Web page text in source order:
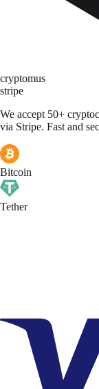
cryptomus
stripe
We accept 50+
via Stripe. Fast and
Bitcoin
Tether